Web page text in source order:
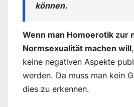
können.
Wenn man Homoerotik zur
Normsexualität machen will
keine negativen Aspekte
werden. Da muss man kein
dies zu erkennen.